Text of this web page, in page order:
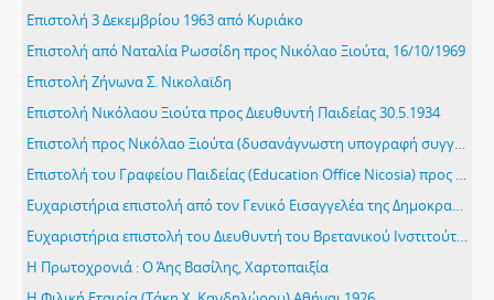
Επιστολή 3 Δεκεμβρίου 1963 από Κυριάκο
Επιστολή από Ναταλία Ρωσσίδη προς Νικόλαο Ξιούτα, 16/10/1969
Επιστολή Ζήνωνα Σ. Νικολαϊδη
Επιστολή Νικόλαου Ξιούτα προς Διευθυντή Παιδείας 30.5.1934
Επιστολή προς Νικόλαο Ξιούτα (δυσανάγνωστη υπογραφή συγγραφέα, βιβλίου 2 τόμων), 4/5/1941 Λευκωσία
Επιστολή του Γραφείου Παιδείας (Education Office Nicosia) προς Mr Xioutas 21.6.1934
Ευχαριστήρια επιστολή από τον Γενικό Εισαγγελέα της Δημοκρατίας Κρίτωνα Τορναρίτη, προς Νικόλαο Ξιούτα
Ευχαριστήρια επιστολή του Διευθυντή του Βρετανικού Ινστιτούτου E.R. Inkpen προς τον Νικόλαο Ξιούτα, 24/1/1950. Στην επιστολή αυτή σημειώθηκαν από τον Νικόλαο Ξιούτα διάφορες διαλέξεις που είχε δώσει
Η Πρωτοχρονιά : Ο Άης Βασίλης, Χαρτοπαιξία